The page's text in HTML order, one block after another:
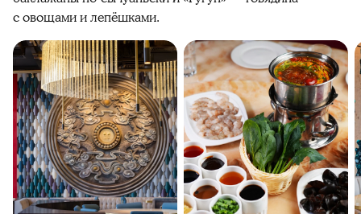
с овощами и лепёшками.